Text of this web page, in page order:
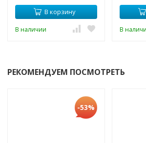
В корзину
В наличии В
РЕКОМЕНДУЕМ ПОСМОТРЕТЬ
-53%